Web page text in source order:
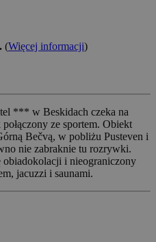
(Więcej informacji)
*** w Beskidach czeka na
ze sportem. Obiekt
Bečvą, w pobliżu Pusteven i
nie zabraknie tu rozrywki.
obiadokolacji i nieograniczony
jacuzzi i saunami.